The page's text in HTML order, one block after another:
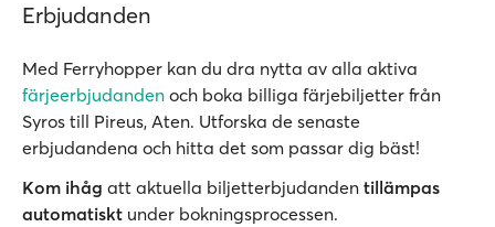
Erbjudanden
Med Ferryhopper kan du dra nytta av alla aktiva
färjeerbjudanden och boka billiga färjebiljetter från
Syros till Pireus, Aten. Utforska de senaste
erbjudandena och hitta det som passar dig bäst!
Kom ihåg att aktuella biljetterbjudanden tillämpas
automatiskt under bokningsprocessen.